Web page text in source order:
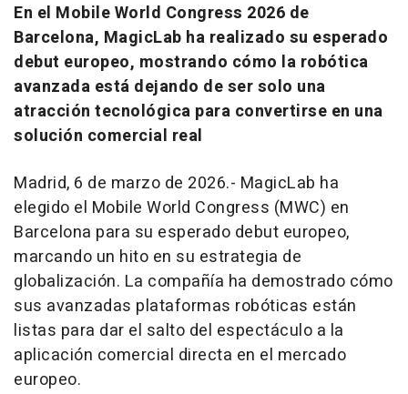
En el Mobile World Congress 2026 de
Barcelona, MagicLab ha realizado su esperado
debut europeo, mostrando cómo la robótica
avanzada está dejando de ser solo una
atracción tecnológica para convertirse en una
solución comercial real
Madrid, 6 de marzo de 2026.- MagicLab ha
elegido el Mobile World Congress (MWC) en
Barcelona para su esperado debut europeo,
marcando un hito en su estrategia de
globalización. La compañía ha demostrado cómo
sus avanzadas plataformas robóticas están
listas para dar el salto del espectáculo a la
aplicación comercial directa en el mercado
europeo.